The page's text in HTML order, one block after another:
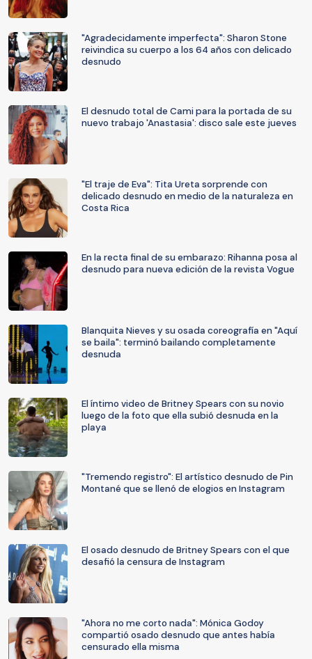
"Agradecidamente imperfecta": Sharon Stone
reivindica su cuerpo a los 64 años con delicado
desnudo
El desnudo total de Cami para la portada de su
nuevo trabajo 'Anastasia': disco sale este jueves
"El traje de Eva": Tita Ureta sorprende con
delicado desnudo en medio de la naturaleza en
Costa Rica
En la recta final de su embarazo: Rihanna posa al
desnudo para nueva edición de la revista Vogue
Blanquita Nieves y su osada coreografía en "Aquí
se baila": terminó bailando completamente
desnuda
El íntimo video de Britney Spears con su novio
luego de la foto que ella subió desnuda en la
playa
"Tremendo registro": El artístico desnudo de Pin
Montané que se llenó de elogios en Instagram
El osado desnudo de Britney Spears con el que
desafió la censura de Instagram
"Ahora no me corto nada": Mónica Godoy
compartió osado desnudo que antes había
censurado ella misma